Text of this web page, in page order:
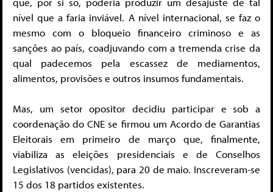
nível que a faria inviável. A nível internacional, se faz o
mesmo com o bloqueio financeiro criminoso e as
sanções ao país, coadjuvando com a tremenda crise da
qual padecemos pela escassez de mediamentos,
alimentos, provisões e outros insumos fundamentais.
Mas, um setor opositor decidiu participar e sob a
coordenação do CNE se firmou um Acordo de Garantias
Eleitorais em primeiro de março que, finalmente,
viabiliza as eleições presidenciais e de Conselhos
Legislativos (vencidas), para 20 de maio. Inscreveram-se
15 dos 18 partidos existentes.